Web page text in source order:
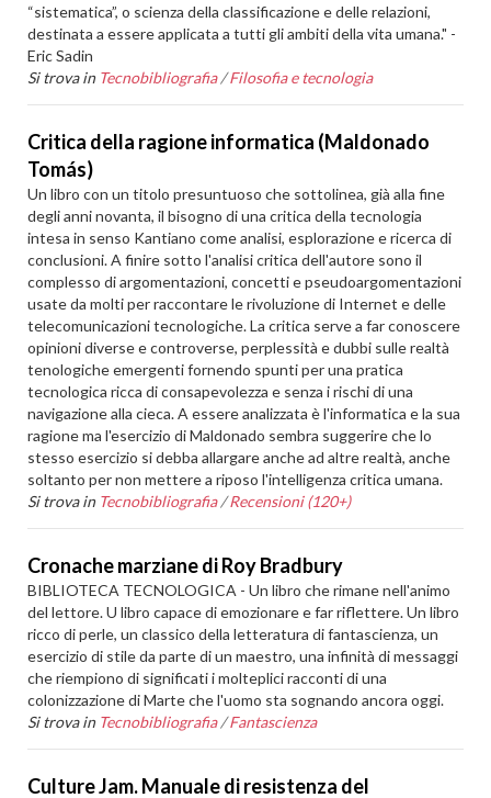
“sistematica”, o scienza della classificazione e delle relazioni,
destinata a essere applicata a tutti gli ambiti della vita umana." -
Eric Sadin
Si trova in Tecnobibliografia /Filosofia e tecnologia
Critica della ragione informatica (Maldonado
Tomás)
Un libro con un titolo presuntuoso che sottolinea, già alla fine
degli anni novanta, il bisogno di una critica della tecnologia
intesa in senso Kantiano come analisi, esplorazione e ricerca di
conclusioni. A finire sotto l'analisi critica dell'autore sono il
complesso di argomentazioni, concetti e pseudoargomentazioni
usate da molti per raccontare le rivoluzione di Internet e delle
telecomunicazioni tecnologiche. La critica serve a far conoscere
opinioni diverse e controverse, perplessità e dubbi sulle realtà
tenologiche emergenti fornendo spunti per una pratica
tecnologica ricca di consapevolezza e senza i rischi di una
navigazione alla cieca. A essere analizzata è l'informatica e la sua
ragione ma l'esercizio di Maldonado sembra suggerire che lo
stesso esercizio si debba allargare anche ad altre realtà, anche
soltanto per non mettere a riposo l'intelligenza critica umana.
Si trova in Tecnobibliografia /Recensioni (120+)
Cronache marziane di Roy Bradbury
BIBLIOTECA TECNOLOGICA - Un libro che rimane nell'animo
del lettore. U libro capace di emozionare e far riflettere. Un libro
ricco di perle, un classico della letteratura di fantascienza, un
esercizio di stile da parte di un maestro, una infinità di messaggi
che riempiono di significati i molteplici racconti di una
colonizzazione di Marte che l'uomo sta sognando ancora oggi.
Si trova in Tecnobibliografia /Fantascienza
Culture Jam. Manuale di resistenza del